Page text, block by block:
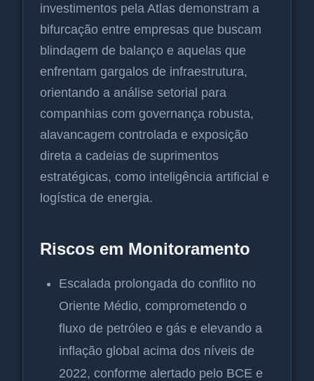
investimentos pela Atlas demonstram a
bifurcação entre empresas que buscam
blindagem de balanço e aquelas que
enfrentam gargalos de infraestrutura,
orientando a análise setorial para
companhias com governança robusta,
alavancagem controlada e exposição
direta a cadeias de suprimentos
estratégicas, como inteligência artificial e
logística de energia.
Riscos em Monitoramento
Escalada prolongada do conflito no
Oriente Médio, comprometendo o
fluxo de petróleo e gás e elevando a
inflação global acima dos níveis de
2022, conforme alertado pelo BCE e